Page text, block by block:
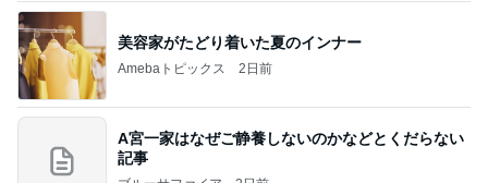
美容家がたどり着いた夏のインナー
Amebaトピックス 2日前
A宮一家はなぜご静養しないのかなどとくだらない
記事